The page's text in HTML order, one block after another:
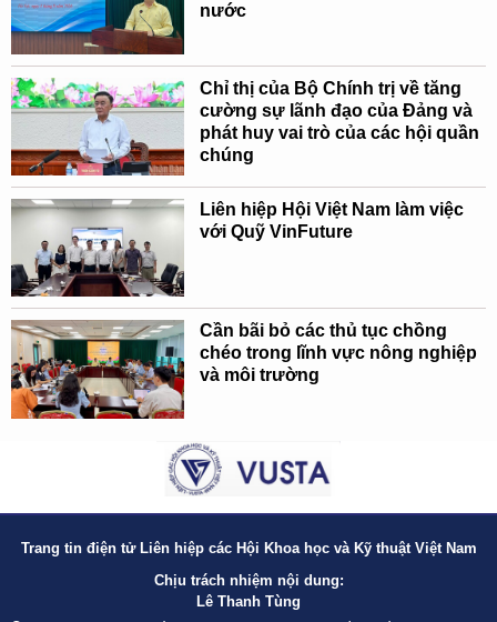
nước
Chỉ thị của Bộ Chính trị về tăng
cường sự lãnh đạo của Đảng và
phát huy vai trò của các hội quần
chúng
Liên hiệp Hội Việt Nam làm việc
với Quỹ VinFuture
Cần bãi bỏ các thủ tục chồng
chéo trong lĩnh vực nông nghiệp
và môi trường
Trang tin điện tử Liên hiệp các Hội Khoa học và Kỹ thuật Việt Nam
Chịu trách nhiệm nội dung:
Lê Thanh Tùng